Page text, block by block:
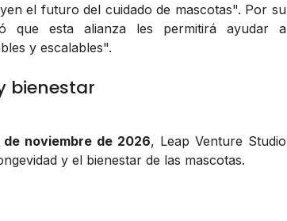
el futuro del cuidado de mascotas". Por su
que esta alianza les permitirá ayudar a
y escalables".
bienestar
noviembre de 2026, Leap Venture Studio
y el bienestar de las mascotas.